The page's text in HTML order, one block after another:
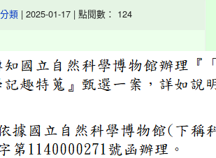
類 | 2025-01-17 | 點閱數： 124